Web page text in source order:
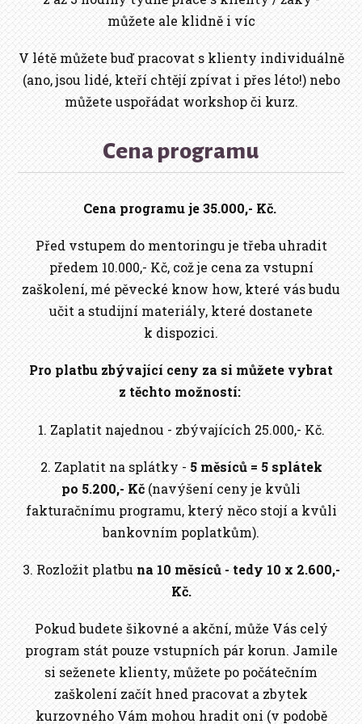
můžete ale klidně i víc
V létě můžete buď pracovat s klienty individuálně
(ano, jsou lidé, kteří chtějí zpívat i přes léto!) nebo
můžete uspořádat workshop či kurz.
Cena programu
Cena programu je 35.000,- Kč.
Před vstupem do mentoringu je třeba uhradit
předem 10.000,- Kč, což je cena za vstupní
zaškolení, mé pěvecké know how, které vás budu
učit a studijní materiály, které dostanete
k dispozici.
Pro platbu zbývající ceny za si můžete vybrat
z těchto možností:
1. Zaplatit najednou - zbývajících 25.000,- Kč.
2. Zaplatit na splátky - 5 měsíců = 5 splátek
po 5.200,- Kč (navýšení ceny je kvůli
fakturačnímu programu, který něco stojí a kvůli
bankovním poplatkům).
3. Rozložit platbu na 10 měsíců - tedy 10 x 2.600,-
Kč.
Pokud budete šikovné a akční, může Vás celý
program stát pouze vstupních pár korun. Jamile
si seženete klienty, můžete po počátečním
zaškolení začít hned pracovat a zbytek
kurzovného Vám mohou hradit oni (v podobě